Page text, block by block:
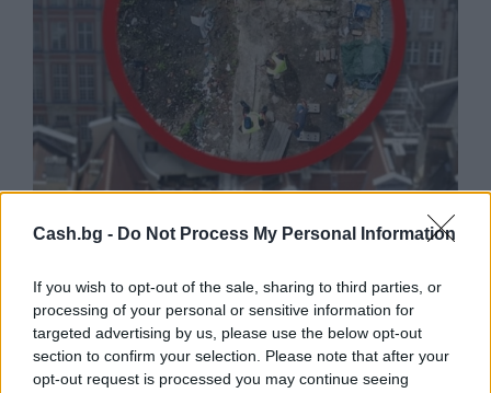
Cash.bg - Do Not Process My Personal Information
If you wish to opt-out of the sale, sharing to third parties, or
processing of your personal or sensitive information for
targeted advertising by us, please use the below opt-out
section to confirm your selection. Please note that after your
opt-out request is processed you may continue seeing
Древен храм на почти 900 години
откриха под кафене за сладолед в
Полша
07.08.2026 / 16:00